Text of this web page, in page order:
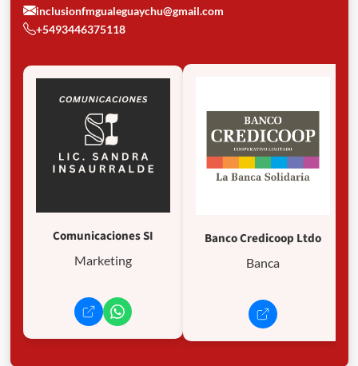
inclusionfmgualeguaychu@gmail.com
+5493446375118
Comunicaciones SI
Marketing
Banco Credicoop Ltdo
Banca